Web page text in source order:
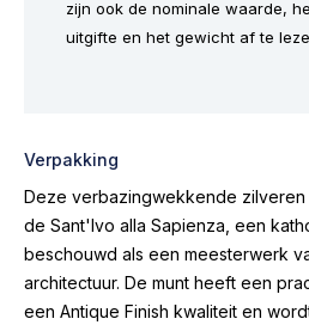
zijn ook de nominale waarde,
uitgifte en het gewicht af te
Verpakking
Deze verbazingwekkende zilveren
de Sant'Ivo alla Sapienza, een
beschouwd als een meesterwerk
architectuur. De munt heeft een
een Antique Finish kwaliteit en